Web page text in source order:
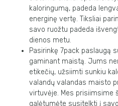
kaloringumą, padeda
energinę vertę. Tiksliai
savo ruožtu padeda
dienos metu.
Pasirinkę 7pack paslaugą
gaminant maistą. Jums
etikečių, užsiimti sunkiu
valandų valandas maisto
virtuvėje. Mes prisiimsime
galėtumėte susitelkti į